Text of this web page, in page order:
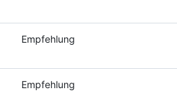
Empfehlung
Empfehlung